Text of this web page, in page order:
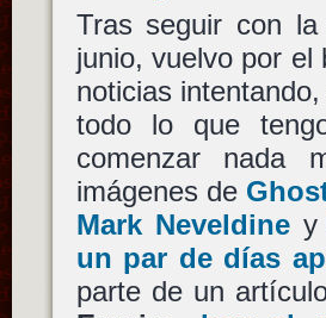
Tras seguir con
junio, vuelvo por el
noticias
todo lo que
comenzar nada
imágenes de
Mark Neveldiney
un par de días
parte de un